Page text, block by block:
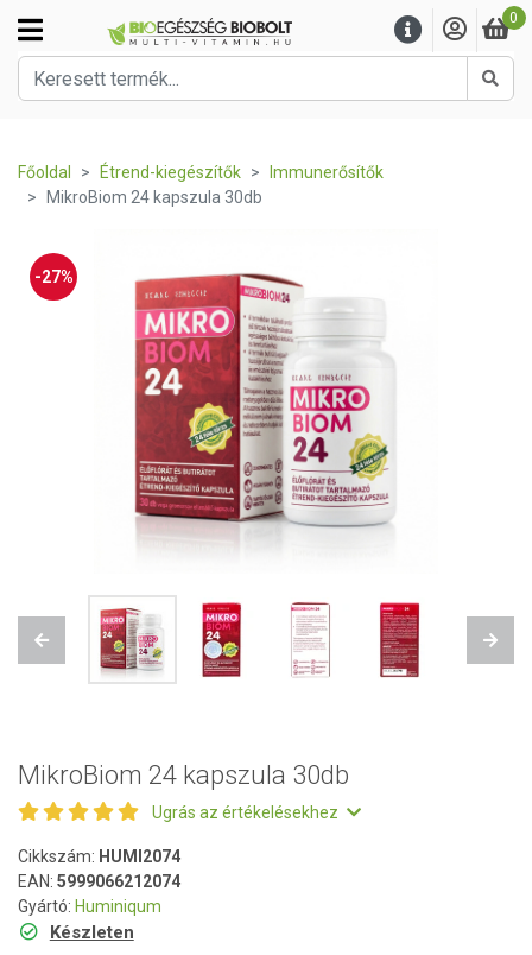
0
Főoldal Étrend-kiegészítők
Immunerősítők
MikroBiom 24 kapszula 30db
-27%
Previous Next
MikroBiom 24 kapszula 30db
Ugrás az értékelésekhez
Cikkszám: HUMI2074
EAN: 5999066212074
Gyártó: Huminiqum
Készleten